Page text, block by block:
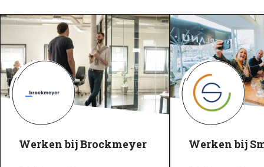
Werken bij Brockmeyer Werken bij